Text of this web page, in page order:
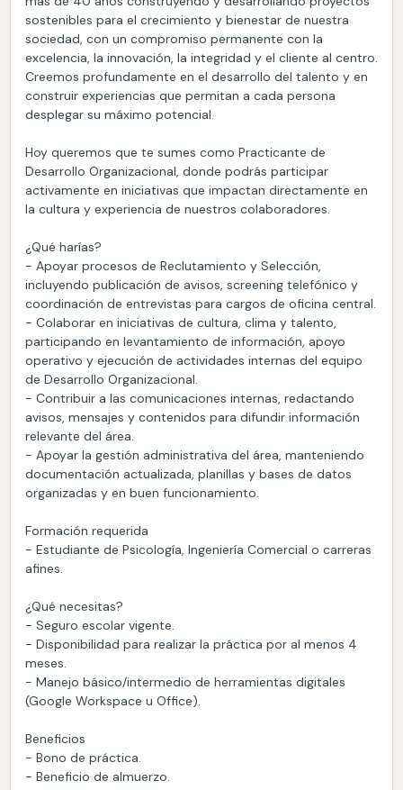
sostenibles para el crecimiento y bienestar de nuestra
sociedad, con un compromiso permanente con la
excelencia, la innovación, la integridad y el cliente al centro.
Creemos profundamente en el desarrollo del talento y en
construir experiencias que permitan a cada persona
desplegar su máximo potencial.
Hoy queremos que te sumes como Practicante de
Desarrollo Organizacional, donde podrás participar
activamente en iniciativas que impactan directamente en
la cultura y experiencia de nuestros colaboradores.
¿Qué harías?
- Apoyar procesos de Reclutamiento y Selección,
incluyendo publicación de avisos, screening telefónico y
coordinación de entrevistas para cargos de oficina central.
- Colaborar en iniciativas de cultura, clima y talento,
participando en levantamiento de información, apoyo
operativo y ejecución de actividades internas del equipo
de Desarrollo Organizacional.
- Contribuir a las comunicaciones internas, redactando
avisos, mensajes y contenidos para difundir información
relevante del área.
- Apoyar la gestión administrativa del área, manteniendo
documentación actualizada, planillas y bases de datos
organizadas y en buen funcionamiento.
Formación requerida
- Estudiante de Psicología, Ingeniería Comercial o carreras
afines.
¿Qué necesitas?
- Seguro escolar vigente.
- Disponibilidad para realizar la práctica por al menos 4
meses.
- Manejo básico/intermedio de herramientas digitales
(Google Workspace u Office).
Beneficios
- Bono de práctica.
- Beneficio de almuerzo.